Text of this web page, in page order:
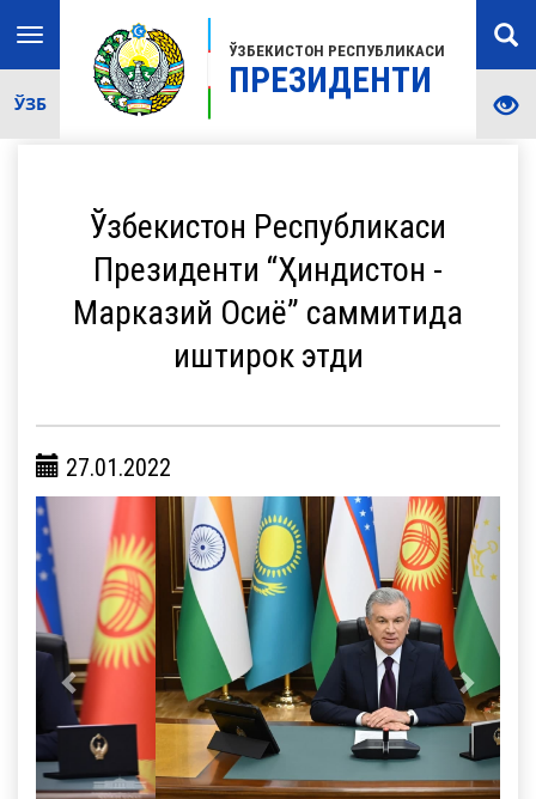
ЎЗБЕКИСТОН РЕСПУБЛИКАСИ
ПРЕЗИДЕНТИ
Toggle
navigation
ЎЗБ
Ўзбекистон Республикаси
Президенти “Ҳиндистон -
Марказий Осиё” саммитида
иштирок этди
27.01.2022